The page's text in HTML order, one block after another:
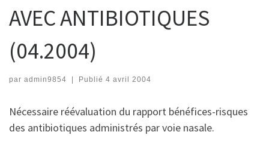
AVEC ANTIBIOTIQUES
(04.2004)
par admin9854 Publié 4 avril 2004
Nécessaire réévaluation du rapport bénéfices-risques
des antibiotiques administrés par voie nasale.